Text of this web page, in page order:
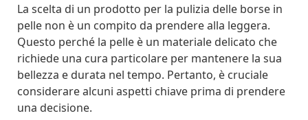
La scelta di un prodotto per la pulizia delle borse in
pelle non è un compito da prendere alla leggera.
Questo perché la pelle è un materiale delicato che
richiede una cura particolare per mantenere la sua
bellezza e durata nel tempo. Pertanto, è cruciale
considerare alcuni aspetti chiave prima di prendere
una decisione.